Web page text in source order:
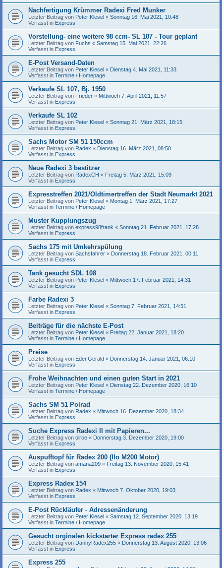
Nachfertigung Krümmer Radexi Fred Munker
Letzter Beitrag von Peter Klesel « Sonntag 16. Mai 2021, 10:48
Verfasst in Express
Vorstellung- eine weitere 98 ccm- SL 107 - Tour geplant
Letzter Beitrag von Fuchs « Samstag 15. Mai 2021, 22:26
Verfasst in Express
E-Post Versand-Daten
Letzter Beitrag von Peter Klesel « Dienstag 4. Mai 2021, 11:33
Verfasst in Termine / Homepage
Verkaufe SL 107, Bj. 1950
Letzter Beitrag von Frieder « Mittwoch 7. April 2021, 11:57
Verfasst in Express
Verkaufe SL 102
Letzter Beitrag von Peter Klesel « Sonntag 21. März 2021, 18:15
Verfasst in Express
Sachs Motor SM 51 150ccm
Letzter Beitrag von Radex « Dienstag 16. März 2021, 08:50
Verfasst in Express
Neue Radexi 3 bestitzer
Letzter Beitrag von RadexCH « Freitag 5. März 2021, 15:09
Verfasst in Express
Expresstreffen 2021/Oldtimertreffen der Stadt Neumarkt 2021
Letzter Beitrag von Peter Klesel « Montag 1. März 2021, 17:27
Verfasst in Termine / Homepage
Muster Kupplungszug
Letzter Beitrag von express98frank « Sonntag 21. Februar 2021, 17:28
Verfasst in Express
Sachs 175 mit Umkehrspülung
Letzter Beitrag von Sachsfahrer « Donnerstag 18. Februar 2021, 00:11
Verfasst in Express
Tank gesucht SDL 108
Letzter Beitrag von Peter Klesel « Mittwoch 17. Februar 2021, 14:31
Verfasst in Express
Farbe Radexi 3
Letzter Beitrag von Peter Klesel « Sonntag 7. Februar 2021, 14:51
Verfasst in Express
Beiträge für die nächste E-Post
Letzter Beitrag von Peter Klesel « Freitag 22. Januar 2021, 18:20
Verfasst in Termine / Homepage
Preise
Letzter Beitrag von Eder.Gerald « Donnerstag 14. Januar 2021, 06:10
Verfasst in Express
Frohe Weihnachten und einen guten Start in 2021
Letzter Beitrag von Peter Klesel « Dienstag 22. Dezember 2020, 16:10
Verfasst in Termine / Homepage
Sachs SM 51 Polrad
Letzter Beitrag von Radex « Mittwoch 16. Dezember 2020, 18:34
Verfasst in Express
Suche Express Radexi II mit Papieren...
Letzter Beitrag von olroe « Donnerstag 3. Dezember 2020, 19:00
Verfasst in Express
Auspufftopf für Radex 200 (Ilo M200 Motor)
Letzter Beitrag von amana209 « Freitag 13. November 2020, 15:41
Verfasst in Express
Express Radex 154
Letzter Beitrag von Radex « Mittwoch 7. Oktober 2020, 19:03
Verfasst in Express
E-Post Rückläufer - Adressenänderung
Letzter Beitrag von Peter Klesel « Samstag 12. September 2020, 13:19
Verfasst in Termine / Homepage
Gesucht orginalen kickstarter Express radex 255
Letzter Beitrag von DannyRadex255 « Donnerstag 13. August 2020, 13:06
Verfasst in Express
Express 255